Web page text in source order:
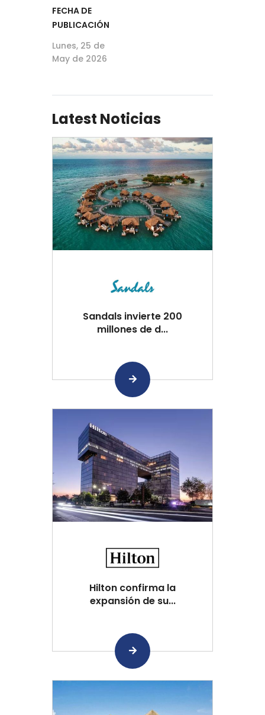
FECHA DE
PUBLICACIÓN
Lunes, 25 de
May de 2026
Latest Noticias
Sandals invierte 200
millones de d...
Hilton confirma la
expansión de su...